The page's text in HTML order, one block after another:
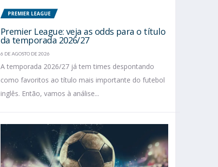
PREMIER LEAGUE
Premier League: veja as odds para o título
da temporada 2026/27
6 DE AGOSTO DE 2026
A temporada 2026/27 já tem times despontando
como favoritos ao título mais importante do futebol
inglês. Então, vamos à análise...